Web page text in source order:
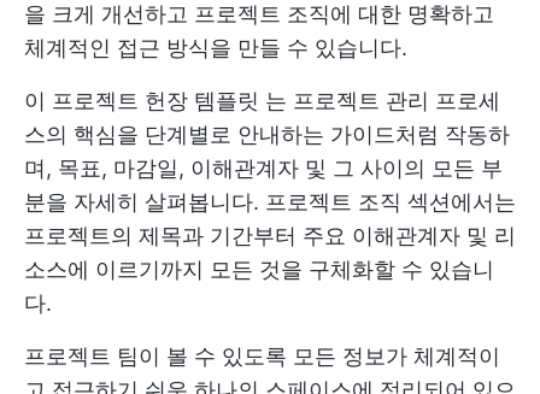
을 크게 개선하고 프로젝트 조직에 대한 명확하고
체계적인 접근 방식을 만들 수 있습니다.
이 프로젝트 헌장 템플릿 는 프로젝트 관리 프로세
스의 핵심을 단계별로 안내하는 가이드처럼 작동하
며, 목표, 마감일, 이해관계자 및 그 사이의 모든 부
분을 자세히 살펴봅니다. 프로젝트 조직 섹션에서는
프로젝트의 제목과 기간부터 주요 이해관계자 및 리
소스에 이르기까지 모든 것을 구체화할 수 있습니
다.
프로젝트 팀이 볼 수 있도록 모든 정보가 체계적이